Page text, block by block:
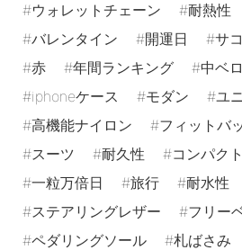
ウォレットチェーン
耐熱性
バレンタイン
開運日 サ
赤
年間ランキング 中ベ
iphoneケース
モダン
ユ
高機能ナイロン
フィットバ
スーツ
耐久性 コンパク
一粒万倍日
旅行 耐水性
ステアリングレザー
フリー
ペダリングソール
札ばさみ